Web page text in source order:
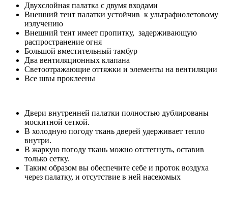
Двухслойная палатка с двумя входами
Внешний тент палатки устойчив к ультрафиолетовому
излучению
Внешний тент имеет пропитку, задерживающую
распространение огня
Большой вместительный тамбур
Два вентиляционных клапана
Светоотражающие оттяжки и элементы на вентиляции
Все швы проклеены
Двери внутренней палатки полностью дублированы
москитной сеткой.
В холодную погоду ткань дверей удерживает тепло
внутри.
В жаркую погоду ткань можно отстегнуть, оставив
только сетку.
Таким образом вы обеспечите себе и проток воздуха
через палатку, и отсутствие в ней насекомых